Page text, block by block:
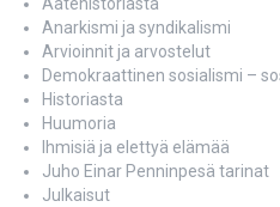
Anarkismi ja syndikalismi
Arvioinnit ja arvostelut
Demokraattinen sosialismi –
Historiasta
Huumoria
Ihmisiä ja elettyä elämää
Juho Einar Penninpesä tarinat
Julkaisut